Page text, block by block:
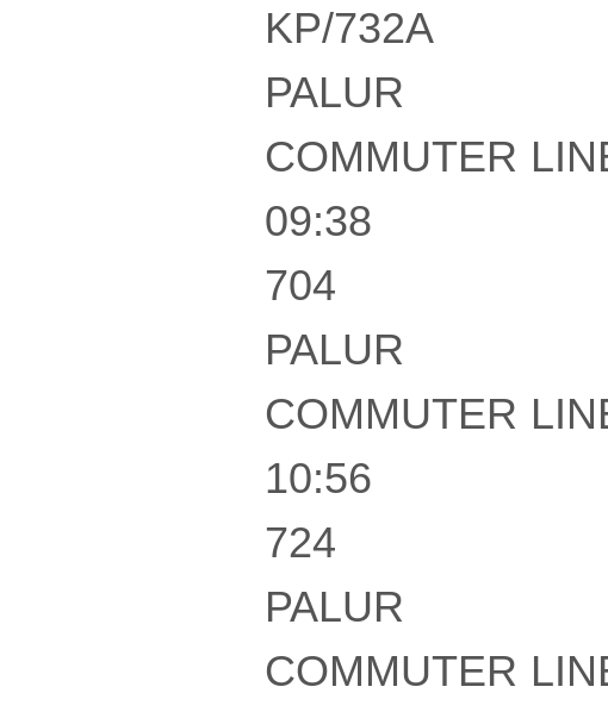
KP/732A
PALUR
COMMUTER
09:38
704
PALUR
COMMUTER
10:56
724
PALUR
COMMUTER